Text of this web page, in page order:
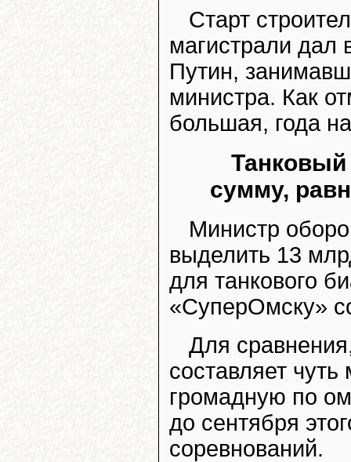
Старт
магистрали дал
Путин,
министра. Как
большая, года
Танковый
сумму,
Министр
выделить 13
для танкового
«СуперОмску»
Для
составляет
громадную по
до сентября
соревнований.